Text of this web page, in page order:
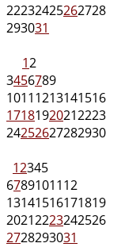
22232425262728
293031
12
3456789
10111213141516
17181920212223
24252627282930
12345
6789101112
13141516171819
20212223242526
2728293031